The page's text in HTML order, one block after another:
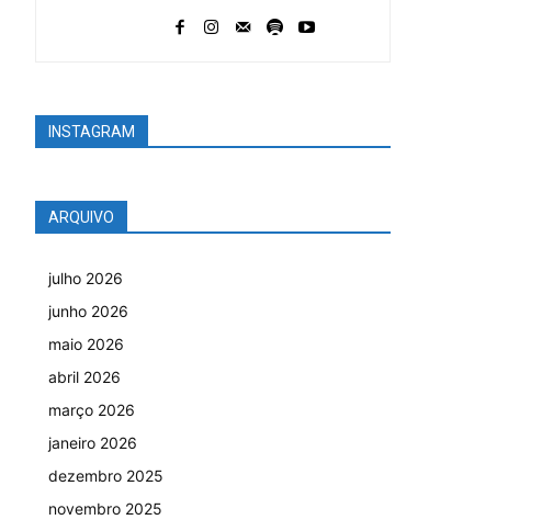
INSTAGRAM
ARQUIVO
julho 2026
junho 2026
maio 2026
abril 2026
março 2026
janeiro 2026
dezembro 2025
novembro 2025